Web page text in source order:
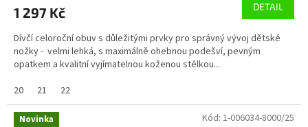
1 297 Kč DETAIL
Dívčí celoroční obuv s důležitými prvky pro správný vývoj dětské
nožky - velmi lehká, s maximálně ohebnou podešví, pevným
opatkem a kvalitní vyjímatelnou koženou stélkou...
20
21 22
Novinka
Kód: 1-006034-8000/25